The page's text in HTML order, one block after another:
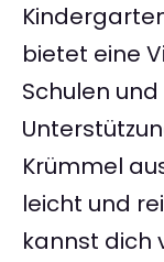
bietet eine
Schulen
Krümmel
leicht und
kannst dich